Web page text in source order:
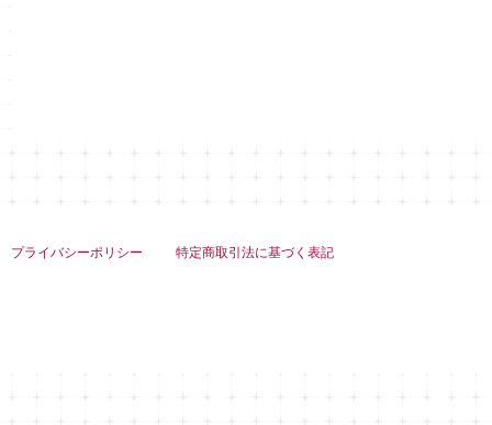
プライバシーポリシー 特定商取引法に基づく表記